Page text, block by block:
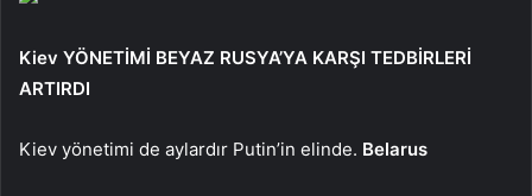
Kiev YÖNETİMİ BEYAZ RUSYA’YA KARŞI TEDBİRLERİ
ARTIRDI
Kiev yönetimi de aylardır Putin’in elinde. Belarus